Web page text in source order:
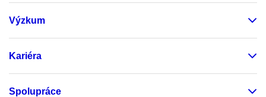
Výzkum
Kariéra
Spolupráce